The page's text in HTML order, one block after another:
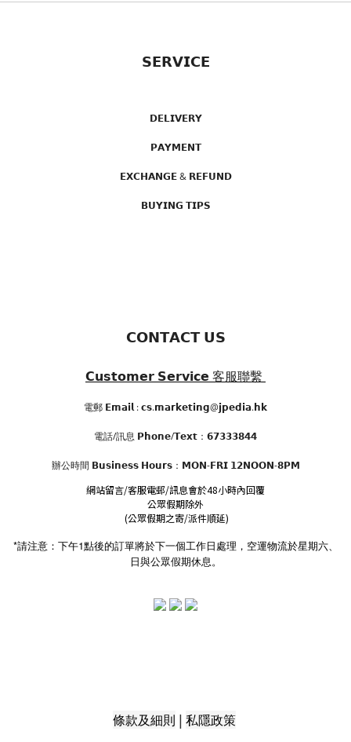
𝗦𝗘𝗥𝗩𝗜𝗖𝗘
𝗗𝗘𝗟𝗜𝗩𝗘𝗥𝗬
𝗣𝗔𝗬𝗠𝗘𝗡𝗧
𝗘𝗫𝗖𝗛𝗔𝗡𝗚𝗘 & 𝗥𝗘𝗙𝗨𝗡𝗗
𝗕𝗨𝗬𝗜𝗡𝗚 𝗧𝗜𝗣𝗦
𝗖𝗢𝗡𝗧𝗔𝗖𝗧 𝗨𝗦
𝗖𝘂𝘀𝘁𝗼𝗺𝗲𝗿 𝗦𝗲𝗿𝘃𝗶𝗰𝗲 客服聯繫
電郵 𝗘𝗺𝗮𝗶𝗹 : 𝗰𝘀.𝗺𝗮𝗿𝗸𝗲𝘁𝗶𝗻𝗴@𝗷𝗽𝗲𝗱𝗶𝗮.𝗵𝗸
電話/訊息 𝗣𝗵𝗼𝗻𝗲/𝗧𝗲𝘅𝘁：𝟲𝟳𝟯𝟯𝟯𝟴𝟰𝟰
辦公時間 𝗕𝘂𝘀𝗶𝗻𝗲𝘀𝘀 𝗛𝗼𝘂𝗿𝘀：𝗠𝗢𝗡-𝗙𝗥𝗜 𝟭𝟮𝗡𝗢𝗢𝗡-𝟴𝗣𝗠
網站留言/客服電郵/訊息會於48小時內回覆
公眾假期除外
(公眾假期之寄/派件順延)
*請注意：下午1點後的訂單將於下一個工作日處理，空運物流於星期六、
日與公眾假期休息。
條款及細則 | 私隱政策